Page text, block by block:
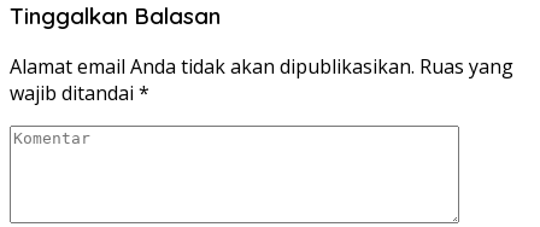
Tinggalkan Balasan
Alamat email Anda tidak akan dipublikasikan. Ruas yang
wajib ditandai *